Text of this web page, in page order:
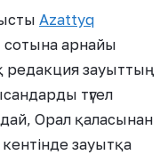
Azattyq
арнайы
редакция зауыттың
түгел
Орал қаласынан
зауытқа